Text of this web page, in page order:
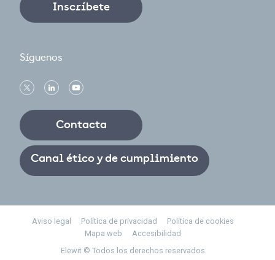
Inscríbete
Síguenos
Contacta
Canal ético y de cumplimiento
FooterAviso legal Política de privacidad
Política de cookies
Mapa web
Accesibilidad
Elewit © Todos los derechos reservados